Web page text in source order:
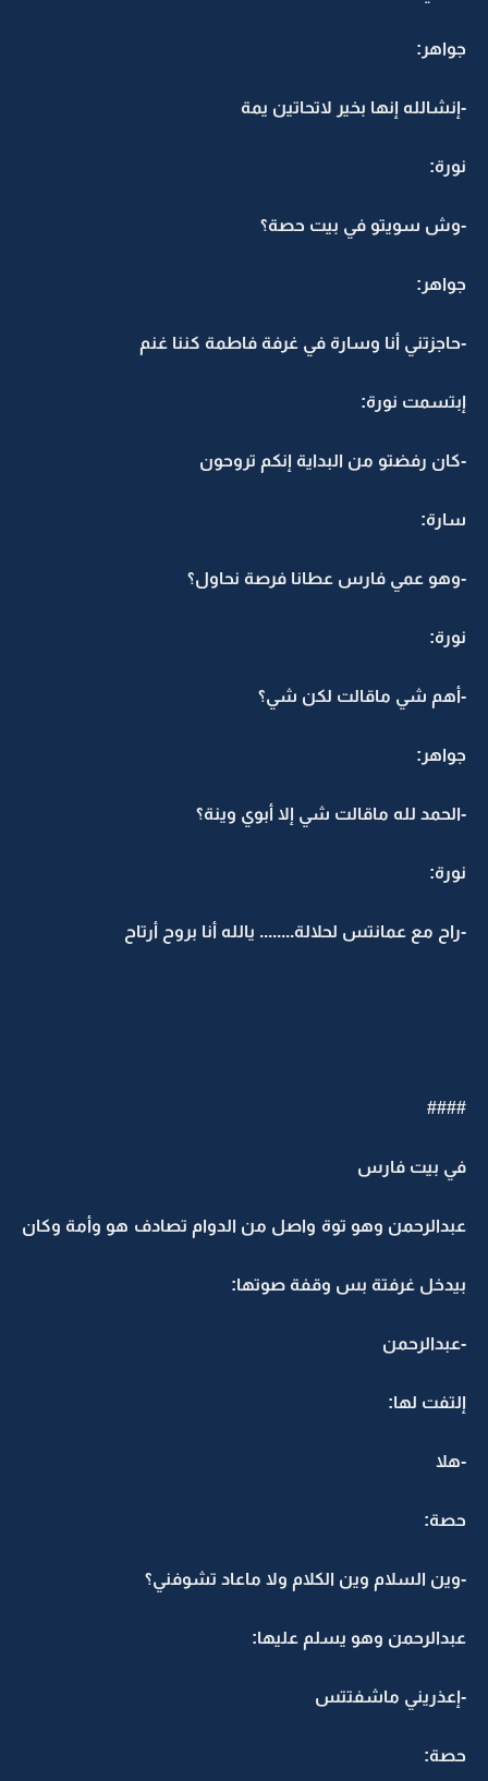
جواهر:
-إنشالله إنها بخير لاتحاتين يمة
نورة:
-وش سويتو في بيت حصة؟
جواهر:
-حاجزتني أنا وسارة في غرفة فاطمة كننا غنم
إبتسمت نورة:
-كان رفضتو من البداية إنكم تروحون
سارة:
-وهو عمي فارس عطانا فرصة نحاول؟
نورة:
-أهم شي ماقالت لكن شي؟
جواهر:
-الحمد لله ماقالت شي إلا أبوي وينة؟
نورة:
-راح مع عمانتس لحلالة........ يالله أنا بروح أرتاح
####
في بيت فارس
عبدالرحمن وهو توة واصل من الدوام تصادف هو وأمة وكان
بيدخل غرفتة بس وقفة صوتها:
-عبدالرحمن
إلتفت لها:
-هلا
حصة:
-وين السلام وين الكلام ولا ماعاد تشوفني؟
عبدالرحمن وهو يسلم عليها:
-إعذريني ماشفتتس
حصة: